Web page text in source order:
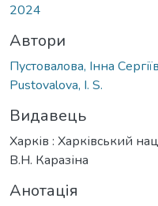
2024
Автори
Пустовалова, Інна
Pustovalova, I. S.
Видавець
Харків : Харківський
В.Н. Каразіна
Анотація